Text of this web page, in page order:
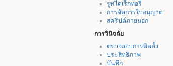
รูทไดเร็กทอรี
การจัดการใบอนุญาต
สคริปต์ภายนอก
การวินิจฉัย
ตรวจสอบการติดตั้ง
ประสิทธิภาพ
บันทึก